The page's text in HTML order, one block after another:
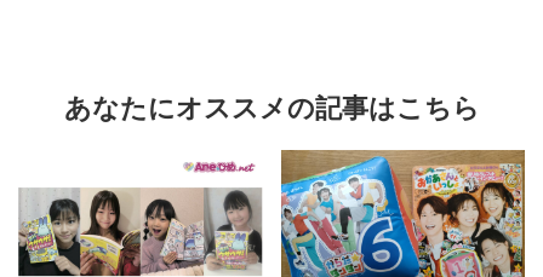
あなたにオススメの記事はこちら